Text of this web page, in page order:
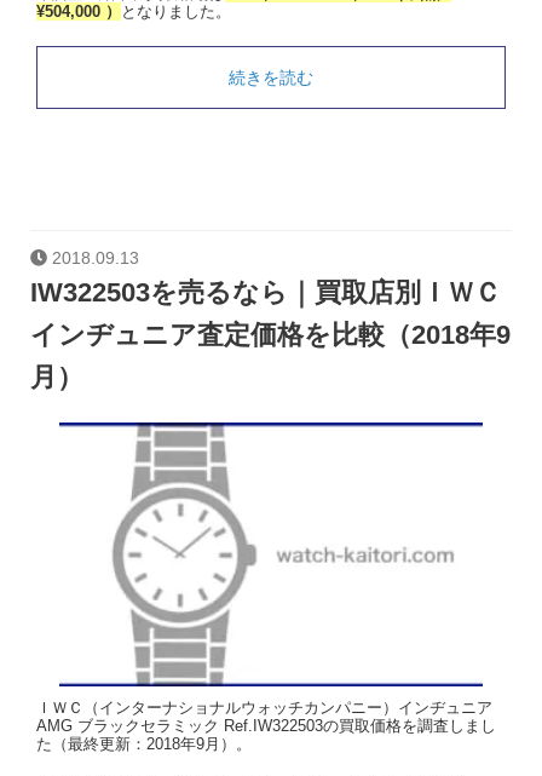
¥504,000 ）
となりました。
続きを読む
2018.09.13
IW322503を売るなら｜買取店別ＩＷＣ
インヂュニア査定価格を比較（2018年9
月）
ＩＷＣ（インターナショナルウォッチカンパニー）インヂュニア
AMG ブラックセラミック Ref.IW322503の買取価格を調査しまし
た（最終更新：2018年9月）。